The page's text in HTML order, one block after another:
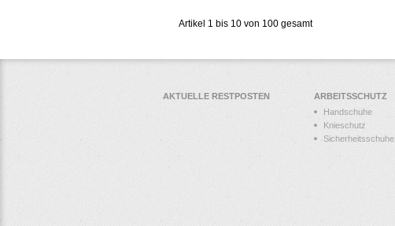
Artikel 1 bis 10 von 100 gesamt
AKTUELLE RESTPOSTEN
ARBEITSSCHUTZ
Handschuhe
Knieschutz
Sicherheitsschuhe